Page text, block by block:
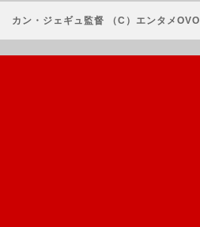
カン・ジェギュ監督 （C）エンタメOVO